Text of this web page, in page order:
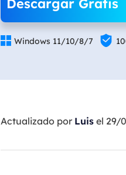
Descargar Gratis
 Windows 11/10/8/7 
Actualizado por Luis el 29/